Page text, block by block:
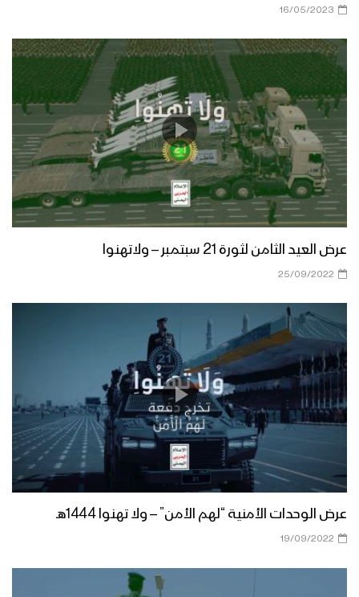
الحلقة الأولى من ميادين الجهاد تواكب
عملية ربيع النصر (المرحلة 2) – “تحرير مواقع
وجبال استراتيجية في مديرية الجوبة” –
مأرب
ولا تهنوا في ابتغاء القوم – عملية ربيع
النصر – فلاشة
شاهد الترحيب والحفاوة الكبيرين من أبناء
المناطق المحررة للمجاهدين في عملية
ربيع النصر – مع الله
ولاتهنوا
ميادين الجهاد – تطهير مديرية العبدية في
محافظة مأرب – #عملية_ربيع_النصر
ويشفِ صدور قوم مؤمنين – عملية ربيع
النصر – فلاشة
16/05/2023
عرض العيد الثامن لثورة 21 سبتمبر – ولاتهنوا
25/09/2022
عرض الوحدات الأمنية “لهم الأمن” – ولا تهنوا 1444هـ
19/09/2022